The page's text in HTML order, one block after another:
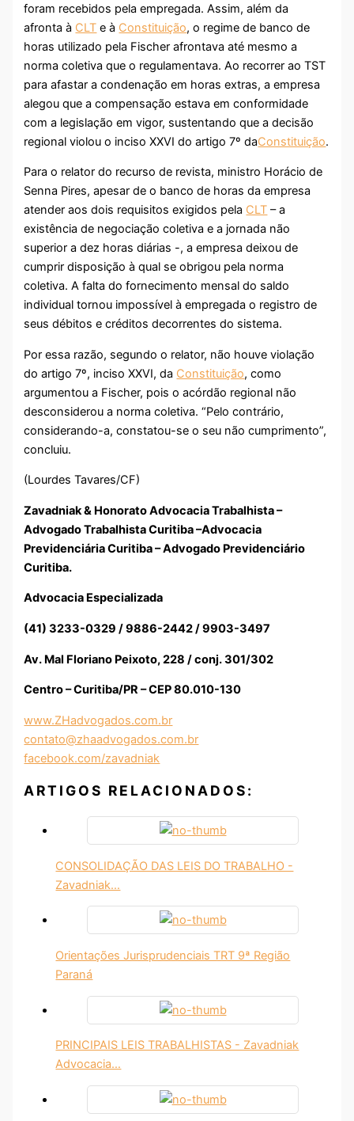
foram recebidos pela empregada. Assim, além da
afronta à CLT e à Constituição, o regime de banco de
horas utilizado pela Fischer afrontava até mesmo a
norma coletiva que o regulamentava. Ao recorrer ao TST
para afastar a condenação em horas extras, a empresa
alegou que a compensação estava em conformidade
com a legislação em vigor, sustentando que a decisão
regional violou o inciso XXVI do artigo 7º daConstituição.
Para o relator do recurso de revista, ministro Horácio de
Senna Pires, apesar de o banco de horas da empresa
atender aos dois requisitos exigidos pela CLT – a
existência de negociação coletiva e a jornada não
superior a dez horas diárias -, a empresa deixou de
cumprir disposição à qual se obrigou pela norma
coletiva. A falta do fornecimento mensal do saldo
individual tornou impossível à empregada o registro de
seus débitos e créditos decorrentes do sistema.
Por essa razão, segundo o relator, não houve violação
do artigo 7º, inciso XXVI, da Constituição, como
argumentou a Fischer, pois o acórdão regional não
desconsiderou a norma coletiva. “Pelo contrário,
considerando-a, constatou-se o seu não cumprimento”,
concluiu.
(Lourdes Tavares/CF)
Zavadniak & Honorato Advocacia Trabalhista –
Advogado Trabalhista Curitiba –Advocacia
Previdenciária Curitiba – Advogado Previdenciário
Curitiba.
Advocacia Especializada
(41) 3233-0329 / 9886-2442 / 9903-3497
Av. Mal Floriano Peixoto, 228 / conj. 301/302
Centro – Curitiba/PR – CEP 80.010-130
www.ZHadvogados.com.br
contato@zhaadvogados.com.br
facebook.com/zavadniak
ARTIGOS RELACIONADOS:
CONSOLIDAÇÃO DAS LEIS DO TRABALHO -
Zavadniak…
Orientações Jurisprudenciais TRT 9ª Região
Paraná
PRINCIPAIS LEIS TRABALHISTAS - Zavadniak
Advocacia…